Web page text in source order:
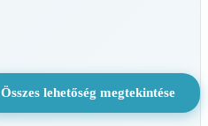
Összes lehetőség megtekintése